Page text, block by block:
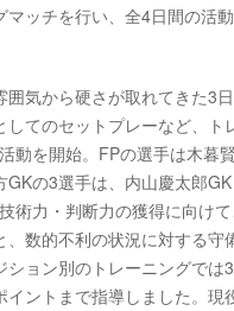
ッチを行い、全4日間の活
気から硬さが取れてきた3
てのセットプレーなど、ト
動を開始。FPの選手は木暮
の3選手は、内山慶太郎
術力・判断力の獲得に向け
数的不利の状況に対する守
ョン別のトレーニングでは
ントまで指導しました。現